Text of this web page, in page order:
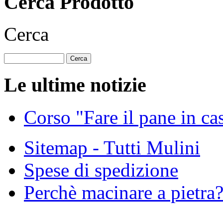
Cerca
Le ultime notizie
Corso "Fare il pane in
Sitemap - Tutti Mulini
Spese di spedizione
Perchè macinare a pietra?